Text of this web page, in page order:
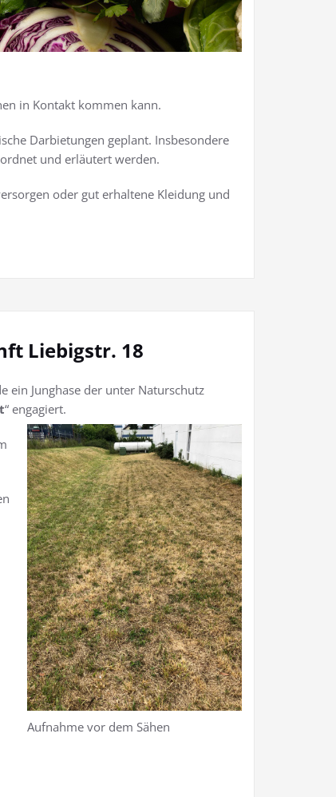
in Kontakt kommen kann.
Darbietungen geplant. Insbesondere
und erläutert werden.
oder gut erhaltene Kleidung und
Liebigstr. 18
ein Junghase der unter Naturschutz
“ engagiert.
Aufnahme vor dem Sähen